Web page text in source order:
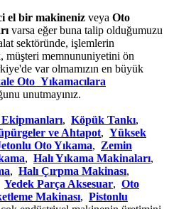
el bir makineniz veya Oto
varsa eğer buna talip olduğumuzu
sektöründe, işlemlerin
müşteri memnununiyetini ön
var olmamızın en büyük
Oto Yıkamacılara
unutmayınız.
, Köpük Tankı,
ve Ahtapot, Yüksek
Oto Yıkama, Zemin
, Halı Yıkama Makinaları,
, Halı Çırpma Makinası,
Yedek Parça Aksesuar, Oto
Makinası, Pistonlu